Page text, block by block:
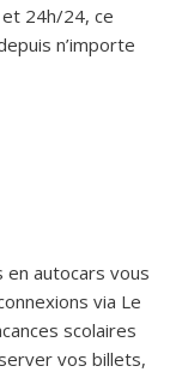
24h/24, ce
n’importe
en autocars vous
via Le
scolaires
vos billets,